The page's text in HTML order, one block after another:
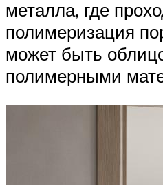
металла, где
полимеризация
может быть
полимерными